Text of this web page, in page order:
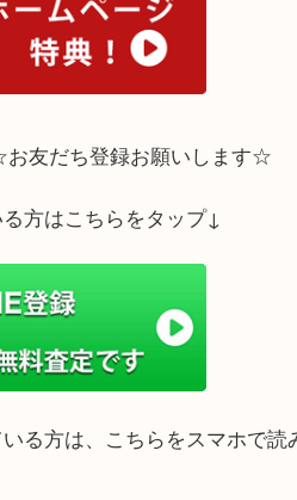
せ☆彡
☆お友だち登録お願いしま
る方はこちらをタップ↓